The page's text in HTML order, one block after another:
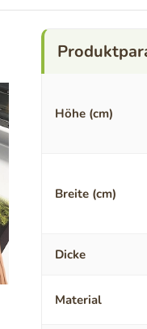
Höhe (cm)
Breite (cm)
Dicke
Material